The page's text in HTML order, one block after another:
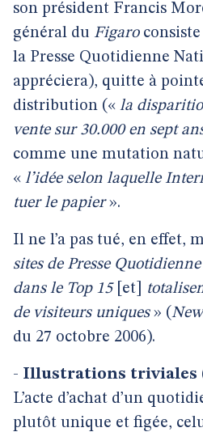
son président Francis
général du Figaroconsiste
la Presse Quotidienne
appréciera), quitte à
distribution (« la
vente sur 30.000 en sept
comme une mutation
« l’idée selon laquelle
tuer le papier».
Il ne l’a pas tué, en effet,
sites de Presse
dans le Top 15 [et]
de visiteurs uniques» (
du 27 octobre 2006).
- Illustrations triviales
L’acte d’achat d’un
plutôt unique et figée,